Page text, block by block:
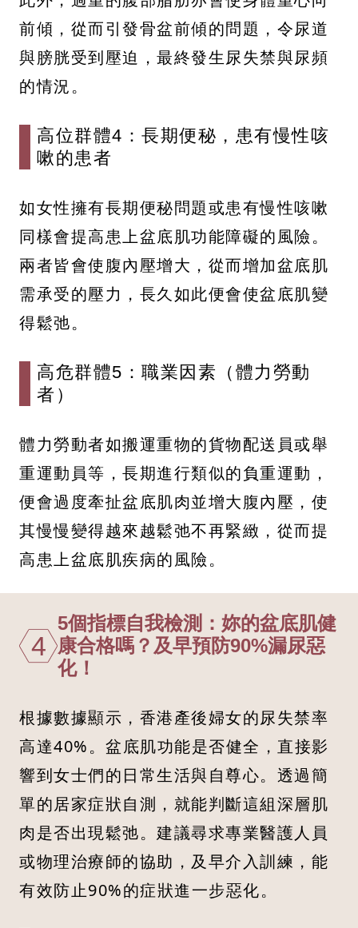
前傾，從而引發骨盆前傾的問題，令尿道
與膀胱受到壓迫，最終發生尿失禁與尿頻
的情況。
高位群體4：長期便秘，患有慢性咳
嗽的患者
如女性擁有長期便秘問題或患有慢性咳嗽
同樣會提高患上盆底肌功能障礙的風險。
兩者皆會使腹內壓增大，從而增加盆底肌
需承受的壓力，長久如此便會使盆底肌變
得鬆弛。
高危群體5：職業因素（體力勞動
者）
體力勞動者如搬運重物的貨物配送員或舉
重運動員等，長期進行類似的負重運動，
便會過度牽扯盆底肌肉並增大腹內壓，使
其慢慢變得越來越鬆弛不再緊緻，從而提
高患上盆底肌疾病的風險。
4
5個指標自我檢測：妳的盆底肌健
康合格嗎？及早預防90%漏尿惡
化！
根據數據顯示，香港產後婦女的尿失禁率
高達40%。盆底肌功能是否健全，直接影
響到女士們的日常生活與自尊心。透過簡
單的居家症狀自測，就能判斷這組深層肌
肉是否出現鬆弛。建議尋求專業醫護人員
或物理治療師的協助，及早介入訓練，能
有效防止90%的症狀進一步惡化。